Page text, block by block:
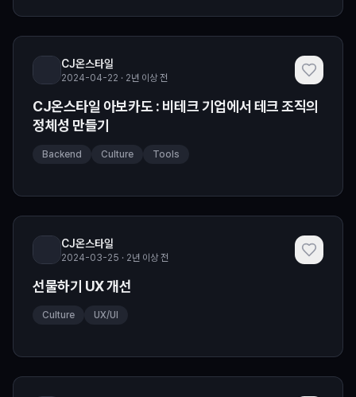
CJ온스타일
2024-04-22 · 2년 이상 전
CJ온스타일 아보카도 : 비테크 기업에서 테크 조직의
정체성 만들기
Backend Culture Tools
CJ온스타일
2024-03-25 · 2년 이상 전
선물하기 UX 개선
Culture UX/UI